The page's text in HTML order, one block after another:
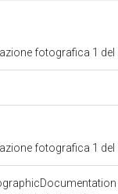
fotografica 1
fotografica 1